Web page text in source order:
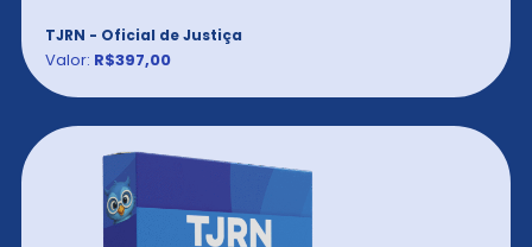
TJRN - Oficial de Justiça
Valor: R$397,00